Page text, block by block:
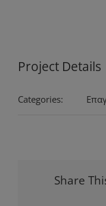
Project Details
Categories:
Share